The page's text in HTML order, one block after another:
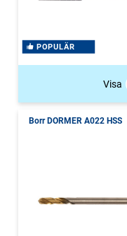
POPULÄR
Visa
Borr DORMER A022 HSS